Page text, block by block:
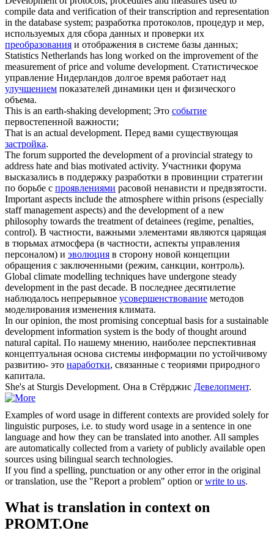
compile data and verification of their transcription and representation
in the database system; разработка протоколов, процедур и мер,
используемых для сбора данных и проверки их
преобразования и отображения в системе базы данных;
Statistics Netherlands has long worked on the improvement of the
measurement of price and volume development. Статистическое
управление Нидерландов долгое время работает над
улучшением показателей динамики цен и физического
объема.
This is an earth-shaking development; Это событие
первостепенной важности;
That is an actual development. Перед вами существующая
застройка.
The forum supported the developmentof a provincial strategy to
address hate and bias motivated activity. Участники форума
высказались в поддержку разработки в провинции стратегии
по борьбе с проявлениями расовой ненависти и предвзятости.
Important aspects include the atmosphere within prisons (especially
staff management aspects) and the developmentof a new
philosophy towards the treatment of detainees (regime, penalties,
control). В частности, важными элементами являются царящая
в тюрьмах атмосфера (в частности, аспекты управления
персоналом) и эволюция в сторону новой концепции
обращения с заключенными (режим, санкции, контроль).
Global climate modelling techniques have undergone steady
developmentin the past decade. В последнее десятилетие
наблюдалось непрерывное усовершенствование методов
моделирования изменения климата.
In our opinion, the most promising conceptual basis for a sustainable
developmentinformation system is the body of thought around
natural capital. По нашему мнению, наиболее перспективная
концептуальная основа системы информации по устойчивому
развитию- это наработки, связанные с теориями природного
капитала.
She's at Sturgis Development. Она в Стёрджис Девелопмент.
Examples of word usage in different contexts are provided solely for
linguistic purposes, i.e. to study word usage in a sentence in one
language and how they can be translated into another. All samples
are automatically collected from a variety of publicly available open
sources using bilingual search technologies.
If you find a spelling, punctuation or any other error in the original
or translation, use the "Report a problem" option orwrite to us.
What is translation in context on
PROMT.One